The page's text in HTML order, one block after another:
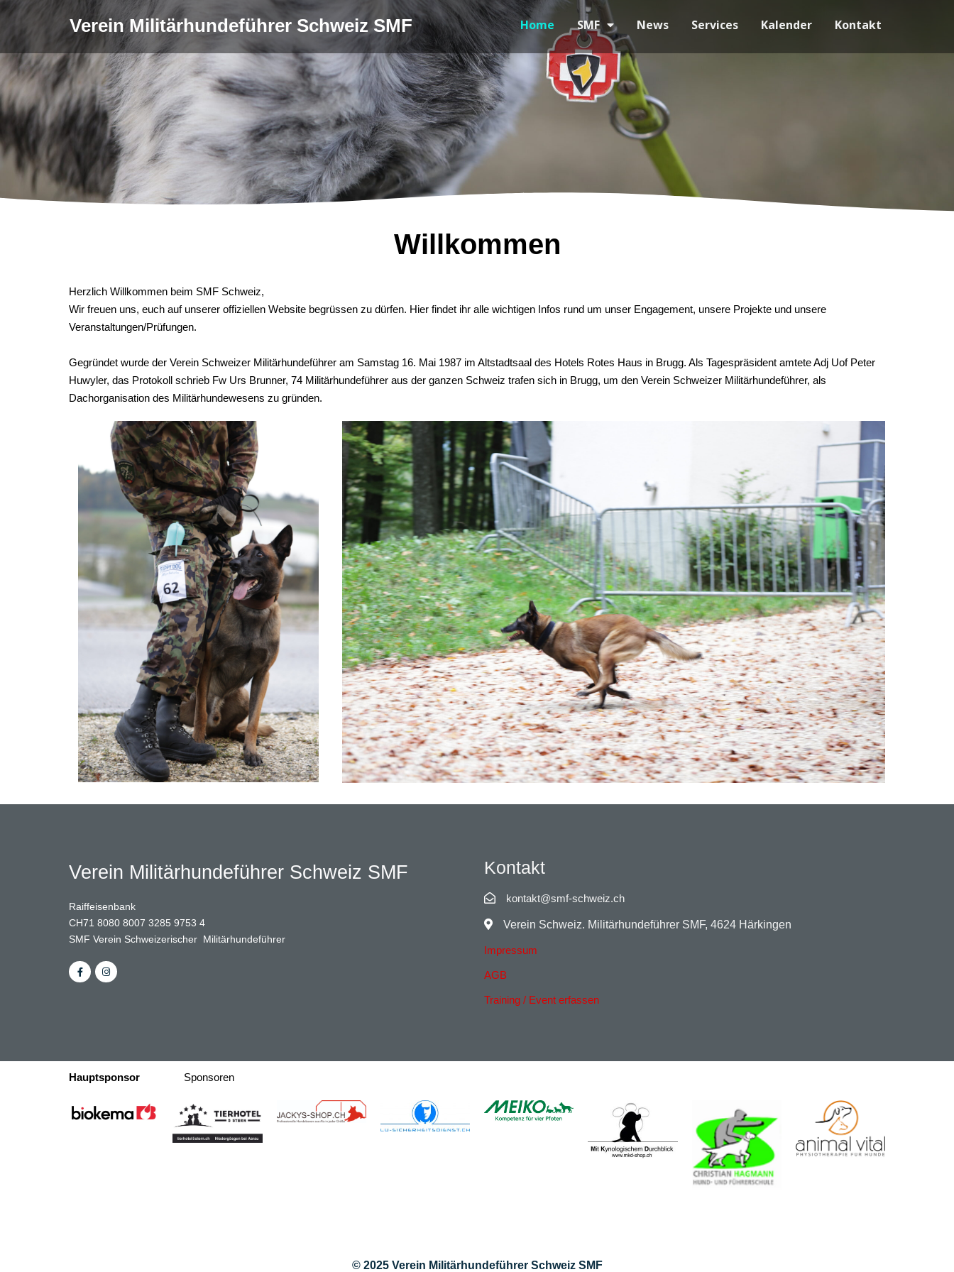
Verein Militärhundeführer Schweiz SMF Home SMF News Services Kalender Kontakt
Willkommen
Herzlich Willkommen beim SMF Schweiz,
Wir freuen uns, euch auf unserer offiziellen Website begrüssen zu dürfen. Hier findet ihr alle wichtigen Infos rund um unser Engagement, unsere Projekte und unsere
Veranstaltungen/Prüfungen.
Gegründet wurde der Verein Schweizer Militärhundeführer am Samstag 16. Mai 1987 im Altstadtsaal des Hotels Rotes Haus in Brugg. Als Tagespräsident amtete Adj Uof Peter
Huwyler, das Protokoll schrieb Fw Urs Brunner, 74 Militärhundeführer aus der ganzen Schweiz trafen sich in Brugg, um den Verein Schweizer Militärhundeführer, als
Dachorganisation des Militärhundewesens zu gründen.
Verein Militärhundeführer Schweiz SMF
Raiffeisenbank
CH71 8080 8007 3285 9753 4
SMF Verein Schweizerischer Militärhundeführer
Kontakt
kontakt@smf-schweiz.ch
Verein Schweiz. Militärhundeführer SMF, 4624 Härkingen
Impressum
AGB
Training / Event erfassen
Hauptsponsor Sponsoren
© 2025 Verein Militärhundeführer Schweiz SMF